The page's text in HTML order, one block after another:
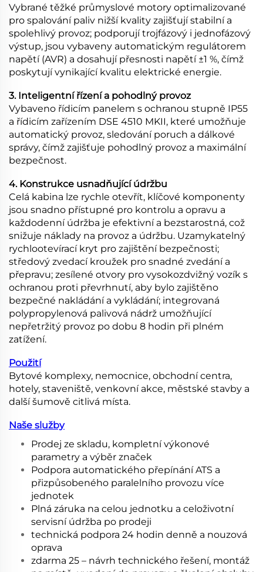
Vybrané těžké průmyslové motory optimalizované
pro spalování paliv nižší kvality zajišťují stabilní a
spolehlivý provoz; podporují trojfázový i jednofázový
výstup, jsou vybaveny automatickým regulátorem
napětí (AVR) a dosahují přesnosti napětí ±1 %, čímž
poskytují vynikající kvalitu elektrické energie.
3. Inteligentní řízení a pohodlný provoz
Vybaveno řídicím panelem s ochranou stupně IP55
a řídicím zařízením DSE 4510 MKII, které umožňuje
automatický provoz, sledování poruch a dálkové
správy, čímž zajišťuje pohodlný provoz a maximální
bezpečnost.
4. Konstrukce usnadňující údržbu
Celá kabina lze rychle otevřít, klíčové komponenty
jsou snadno přístupné pro kontrolu a opravu a
každodenní údržba je efektivní a bezstarostná, což
snižuje náklady na provoz a údržbu. Uzamykatelný
rychlootevírací kryt pro zajištění bezpečnosti;
středový zvedací kroužek pro snadné zvedání a
přepravu; zesílené otvory pro vysokozdvižný vozík s
ochranou proti převrhnutí, aby bylo zajištěno
bezpečné nakládání a vykládání; integrovaná
polypropylenová palivová nádrž umožňující
nepřetržitý provoz po dobu 8 hodin při plném
zatížení.
Použití
Bytové komplexy, nemocnice, obchodní centra,
hotely, staveniště, venkovní akce, městské stavby a
další šumově citlivá místa.
Naše služby
Prodej ze skladu, kompletní výkonové
parametry a výběr značek
Podpora automatického přepínání ATS a
přizpůsobeného paralelního provozu více
jednotek
Plná záruka na celou jednotku a celoživotní
servisní údržba po prodeji
technická podpora 24 hodin denně a nouzová
oprava
zdarma 25 – návrh technického řešení, montáž